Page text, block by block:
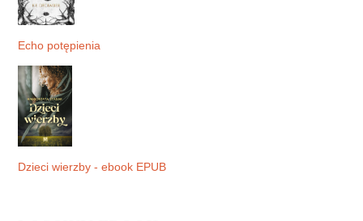
Echo potępienia
Dzieci wierzby - ebook EPUB